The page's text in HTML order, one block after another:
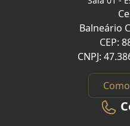
Balneário
CEP:
CNPJ: